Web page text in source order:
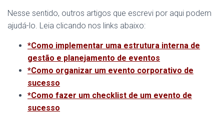
Nesse sentido, outros artigos que escrevi por aqui podem
ajudá-lo. Leia clicando nos links abaixo:
*Como implementar uma estrutura interna de
gestão e planejamento de eventos
*Como organizar um evento corporativo de
sucesso
*Como fazer um checklist de um evento de
sucesso